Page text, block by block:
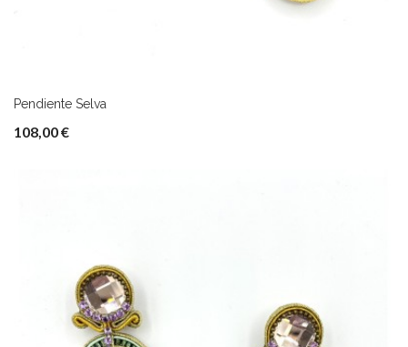
Pendiente Selva
108,00 €